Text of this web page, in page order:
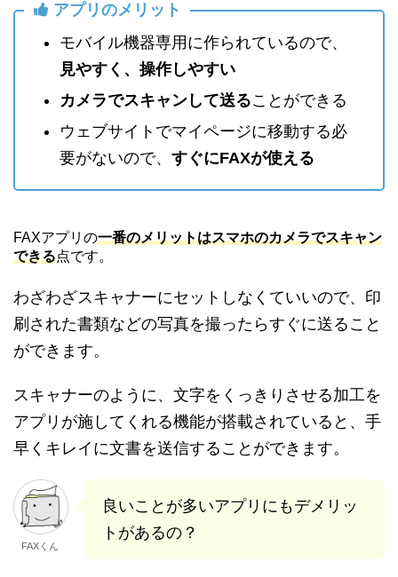
アプリのメリット
モバイル機器専用に作られているので、
見やすく、操作しやすい
カメラでスキャンして送ることができる
ウェブサイトでマイページに移動する必
要がないので、 すぐにFAXが使える
FAXアプリの一番のメリットはスマホのカメラでスキャン
できる点です。
わざわざスキャナーにセットしなくていいので、印
刷された書類などの写真を撮ったらすぐに送ること
ができます。
スキャナーのように、文字をくっきりさせる加工を
アプリが施してくれる機能が搭載されていると、手
早くキレイに文書を送信することができます。
FAXくん
良いことが多いアプリにもデメリッ
トがあるの？